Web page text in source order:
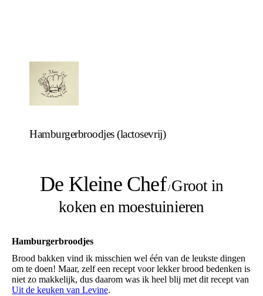
Hamburgerbroodjes (lactosevrij)
De Kleine Chef/Groot in
koken en moestuinieren
Hamburgerbroodjes
Brood bakken vind ik misschien wel één van de leukste dingen
om te doen! Maar, zelf een recept voor lekker brood bedenken is
niet zo makkelijk, dus daarom was ik heel blij met dit recept van
Uit de keuken van Levine.